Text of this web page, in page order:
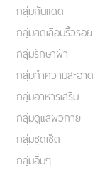
กลุ่มกันแดด
กลุ่มลดเลือนริ้วรอย
กลุ่มรักษาฝ้า
กลุ่มทำความสะอาด
กลุ่มอาหารเสริม
กลุ่มดูแลผิวกาย
กลุ่มชุดเซ็ต
กลุ่มอื่นๆ